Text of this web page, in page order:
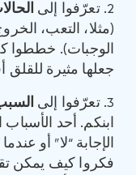
2. تعرّفوا إلى
(مثلا، التعب،
الوجبات). خططوا
جعلها مثيرة للقلق
3. تعرّفوا إلى
ابنكم. أحد
الإجابة “لا” أو
فكروا كيف يمكن